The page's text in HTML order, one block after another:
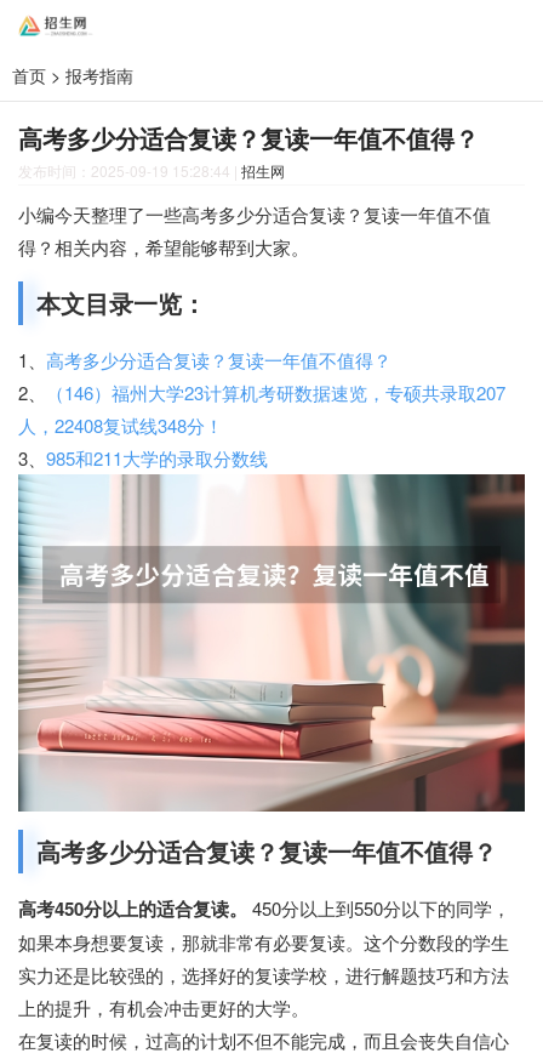
首页 > 报考指南
高考多少分适合复读？复读一年值不值得？
发布时间：2025-09-19 15:28:44 | 招生网
小编今天整理了一些高考多少分适合复读？复读一年值不值
得？相关内容，希望能够帮到大家。
本文目录一览：
1、 高考多少分适合复读？复读一年值不值得？
2、
（146）福州大学23计算机考研数据速览，专硕共录取207
人，22408复试线348分！
3、 985和211大学的录取分数线
高考多少分适合复读？复读一年值不值得？
高考450分以上的适合复读。 450分以上到550分以下的同学，
如果本身想要复读，那就非常有必要复读。这个分数段的学生
实力还是比较强的，选择好的复读学校，进行解题技巧和方法
上的提升，有机会冲击更好的大学。
在复读的时候，过高的计划不但不能完成，而且会丧失自信心